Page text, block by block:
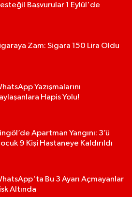
Başvurular 1 Eylül'de
Zam: Sigara 150 Lira Oldu
Yazışmalarını
Hapis Yolu!
Apartman Yangını: 3’ü
9 Kişi Hastaneye Kaldırıldı
Bu 3 Ayarı Açmayanlar
Altında